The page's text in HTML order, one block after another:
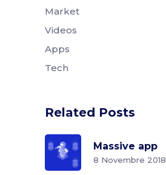
Market
Videos
Apps
Tech
Related Posts
Massive app
8 Novembre 2018